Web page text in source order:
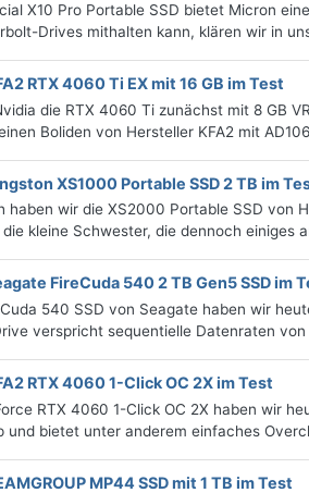
X10 Pro Portable SSD bietet Micron
Drives mithalten kann, klären wir in
RTX 4060 Ti EX mit 16 GB im Test
die RTX 4060 Ti zunächst mit 8 GB
Boliden von Hersteller KFA2 mit
XS1000 Portable SSD 2 TB im
haben wir die XS2000 Portable SSD von
kleine Schwester, die dennoch einiges
FireCuda 540 2 TB Gen5 SSD im
540 SSD von Seagate haben wir
verspricht sequentielle Datenraten von
RTX 4060 1-Click OC 2X im Test
RTX 4060 1-Click OC 2X haben wir
und bietet unter anderem einfaches
MP44 SSD mit 1 TB im Test